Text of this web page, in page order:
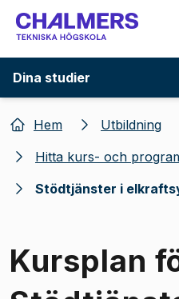
Gå till
Dina studier
Hem Utbildning
Hitta kurs- och
Stödtjänster i
Kursplan